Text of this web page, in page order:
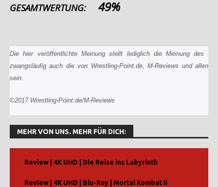
GESAMTWERTUNG: 49%
Die hier veröffentlichte Meinung stellt lediglich die Meinung des
zwangsläufig auch die von Wrestling-Point.de, M-Reviews und allen
sein.
©2017 Wrestling-Point.de/M-Reviews
MEHR VON UNS. MEHR FÜR DICH:
Review | 4K UHD | Die Reise ins Labyrinth
Review | 4K UHD | Blu-Ray | Mortal Kombat II